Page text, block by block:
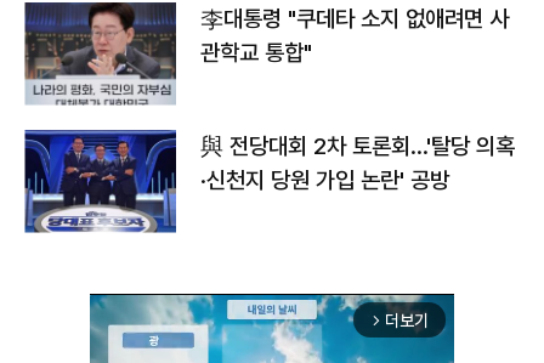
李대통령 "쿠데타 소지 없애려면 사
관학교 통합"
與 전당대회 2차 토론회…'탈당 의혹
·신천지 당원 가입 논란' 공방
arrow_forward_ios 더보기